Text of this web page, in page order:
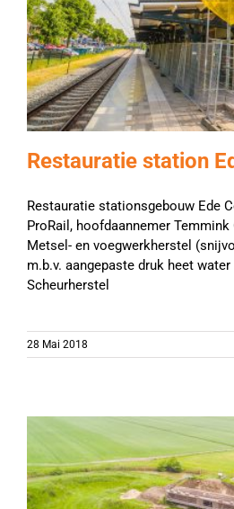
Restauratie station
Restauratie stationsgebouw Ede
ProRail, hoofdaannemer Temmink
Metsel- en voegwerkherstel
m.b.v. aangepaste druk heet
Scheurherstel
28 Mai 2018